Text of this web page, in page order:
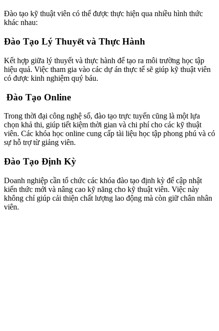
Đào tạo kỹ thuật viên có thể được thực hiện qua nhiều hình thức
khác nhau:
Đào Tạo Lý Thuyết và Thực Hành
Kết hợp giữa lý thuyết và thực hành để tạo ra môi trường học tập
hiệu quả. Việc tham gia vào các dự án thực tế sẽ giúp kỹ thuật viên
có được kinh nghiệm quý báu.
Đào Tạo Online
Trong thời đại công nghệ số, đào tạo trực tuyến cũng là một lựa
chọn khả thi, giúp tiết kiệm thời gian và chi phí cho các kỹ thuật
viên. Các khóa học online cung cấp tài liệu học tập phong phú và có
sự hỗ trợ từ giảng viên.
Đào Tạo Định Kỳ
Doanh nghiệp cần tổ chức các khóa đào tạo định kỳ để cập nhật
kiến thức mới và nâng cao kỹ năng cho kỹ thuật viên. Việc này
không chỉ giúp cải thiện chất lượng lao động mà còn giữ chân nhân
viên.